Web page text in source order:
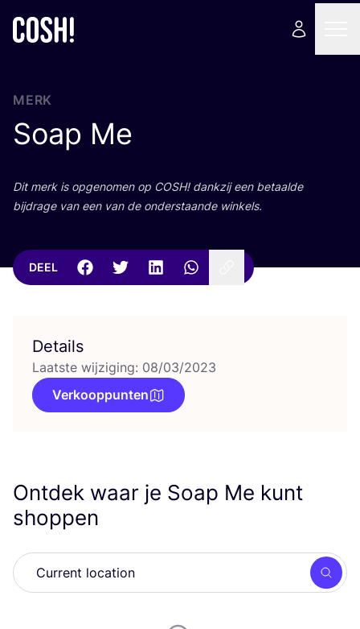
MERK
Soap Me
Dit merk is opge­no­men op COSH! dank­zij een betaal­de
bij­dra­ge van een van de onder­staan­de winkels.
DEEL
Details
Laatste wijziging: 08/03/2023
Verkooppunten
Ontdek waar je Soap Me kunt
shoppen
Zoek